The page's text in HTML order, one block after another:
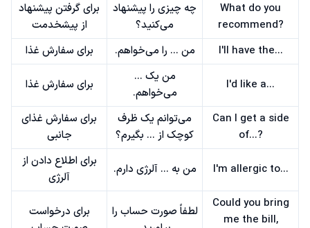
What do you
recommend?
چه چیزی را پیشنهاد
می‌کنید؟
برای گرفتن پیشنهاد
از پیشخدمت
I'll have the...
من ... را می‌خواهم. برای سفارش غذا
I'd like a...
من یک ...
می‌خواهم.
برای سفارش غذا
Can I get a side
of...?
می‌توانم یک ظرف
کوچک از ... بگیرم؟
برای سفارش غذای
جانبی
I'm allergic to... من به ... آلرژی دارم.
برای اطلاع دادن از
آلرژی
Could you bring
me the bill,
لطفاً صورت حساب را
برای درخواست